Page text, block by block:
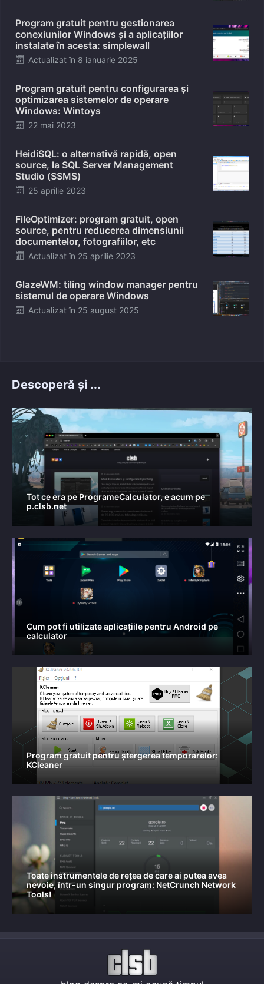
Program gratuit pentru gestionarea
conexiunilor Windows și a aplicațiilor
instalate în acesta: simplewall
Posted
Actualizat în 8 ianuarie 2025
Program gratuit pentru configurarea și
optimizarea sistemelor de operare
Windows: Wintoys
Posted
22 mai 2023
HeidiSQL: o alternativă rapidă, open
source, la SQL Server Management
Studio (SSMS)
Posted
25 aprilie 2023
FileOptimizer: program gratuit, open
source, pentru reducerea dimensiunii
documentelor, fotografiilor, etc
Posted
Actualizat în 25 aprilie 2023
GlazeWM: tiling window manager pentru
sistemul de operare Windows
Posted
Actualizat în 25 august 2025
Descoperă și ...
Tot ce era pe ProgrameCalculator, e acum pe
p.clsb.net
Cum pot fi utilizate aplicațiile pentru Android pe
calculator
Program gratuit pentru ștergerea temporarelor:
KCleaner
Toate instrumentele de rețea de care ai putea avea
nevoie, într-un singur program: NetCrunch Network
Tools!